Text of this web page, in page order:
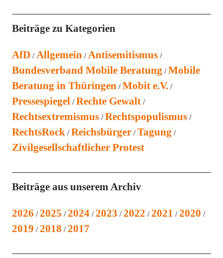
Beiträge zu Kategorien
AfD Allgemein Antisemitismus
Bundesverband Mobile Beratung Mobile
Beratung in Thüringen Mobit e.V.
Pressespiegel Rechte Gewalt
Rechtsextremismus Rechtspopulismus
RechtsRock Reichsbürger Tagung
Zivilgesellschaftlicher Protest
Beiträge aus unserem Archiv
2026 2025 2024 2023 2022 2021 2020
2019 2018 2017